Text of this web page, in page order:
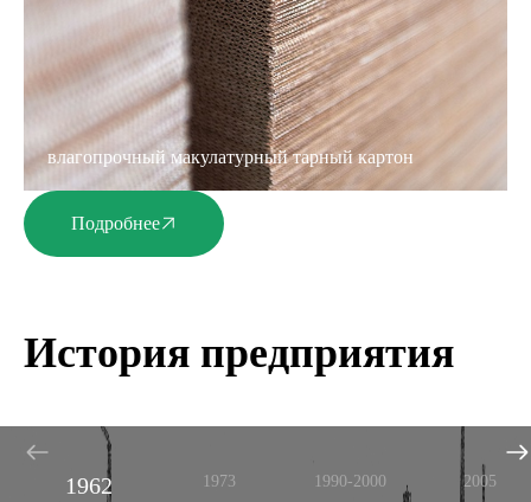
влагопрочный макулатурный тарный картон
Подробнее
История предприятия
1962 1973 1990-2000 2005